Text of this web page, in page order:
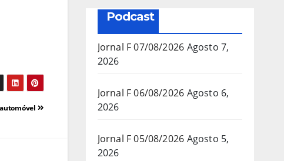
Podcast
Jornal F 07/08/2026 Agosto 7,
2026
Jornal F 06/08/2026 Agosto 6,
2026
Jornal F 05/08/2026 Agosto 5,
2026